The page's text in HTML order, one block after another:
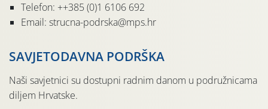
Telefon: ++385 (0)1 6106 692
Email: strucna-podrska@mps.hr
SAVJETODAVNA PODRŠKA
Naši savjetnici su dostupni radnim danom u podružnicama
diljem Hrvatske.